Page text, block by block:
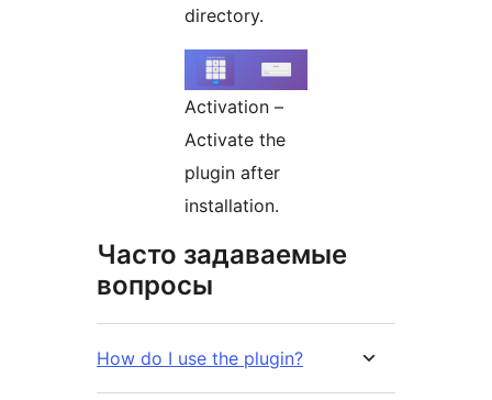
directory.
Activation –
Activate the
plugin after
installation.
Часто задаваемые
вопросы
How do I use the plugin?